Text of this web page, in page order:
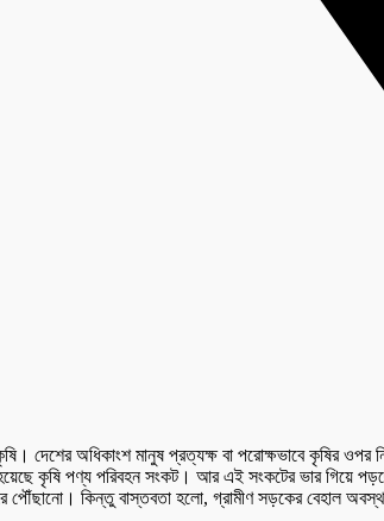
দেশের অধিকাংশ মানুষ প্রত্যক্ষ বা পরোক্ষভাবে কৃষির
কৃষি পণ্য পরিবহন সংকট। আর এই সংকটের ভার গিয়ে
কিন্তু বাস্তবতা হলো, গ্রামীণ সড়কের বেহাল